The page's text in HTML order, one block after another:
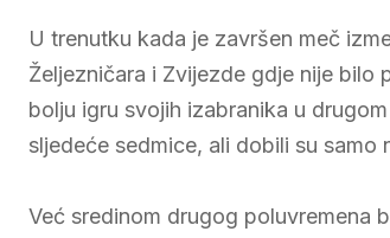
U trenutku kada je završen meč
Željezničara i Zvijezde gdje nije
bolju igru svojih izabranika u
sljedeće sedmice, ali dobili su samo
Već sredinom drugog poluvremena